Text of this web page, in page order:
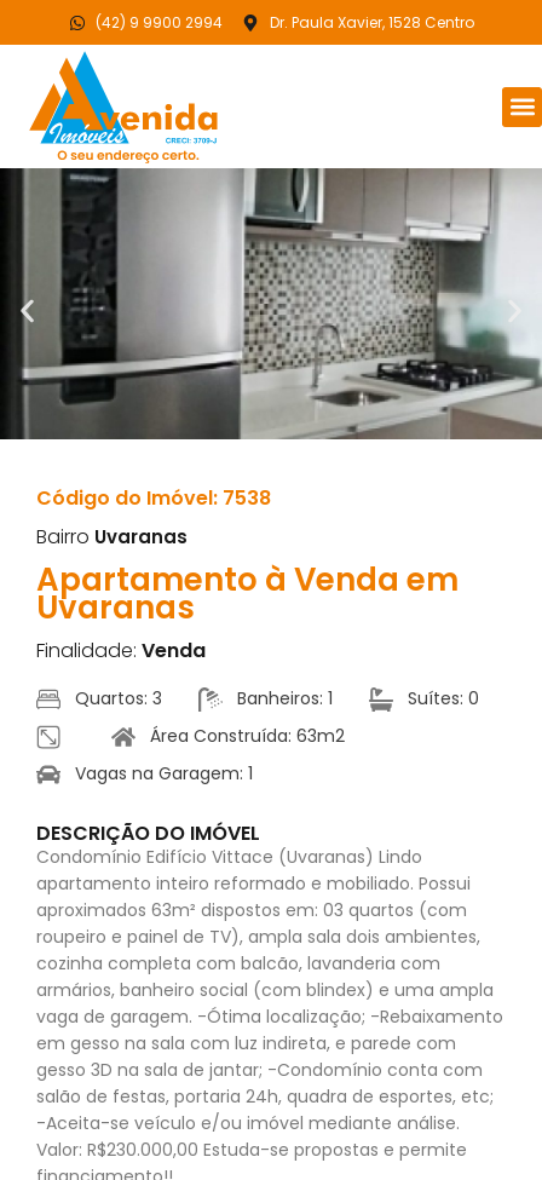
(42) 9 9900 2994 Dr. Paula Xavier, 1528 Centro
Código do Imóvel: 7538
Bairro Uvaranas
Apartamento à Venda em
Uvaranas
Finalidade: Venda
Quartos: 3 Banheiros: 1
Suítes: 0
Área Construída: 63m2
Vagas na Garagem: 1
DESCRIÇÃO DO IMÓVEL
Condomínio Edifício Vittace (Uvaranas) Lindo
apartamento inteiro reformado e mobiliado. Possui
aproximados 63m² dispostos em: 03 quartos (com
roupeiro e painel de TV), ampla sala dois ambientes,
cozinha completa com balcão, lavanderia com
armários, banheiro social (com blindex) e uma ampla
vaga de garagem. -Ótima localização; -Rebaixamento
em gesso na sala com luz indireta, e parede com
gesso 3D na sala de jantar; -Condomínio conta com
salão de festas, portaria 24h, quadra de esportes, etc;
-Aceita-se veículo e/ou imóvel mediante análise.
Valor: R$230.000,00 Estuda-se propostas e permite